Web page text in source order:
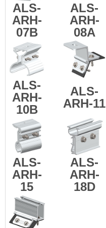
ALS-
ARH-
07B
ALS-
ARH-
08A
ALS-
ARH-
10B
ALS-
ARH-11
ALS-
ARH-
15
ALS-
ARH-
18D